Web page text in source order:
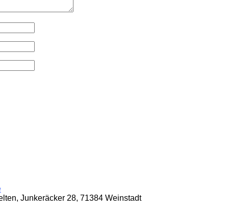
Junkeräcker 28, 71384 Weinstadt